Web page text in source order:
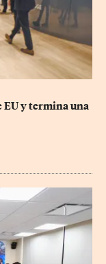
EU y termina una